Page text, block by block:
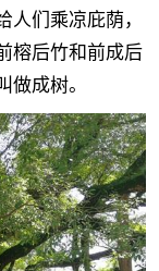
们乘凉庇荫，
榕后竹和前成后
成树。